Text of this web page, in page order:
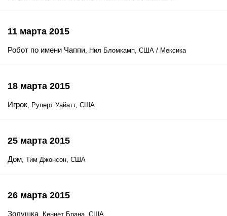
11 марта 2015
Робот по имени Чаппи, Нил Бломкамп, США / Мексика
18 марта 2015
Игрок, Руперт Уайатт, США
25 марта 2015
Дом, Тим Джонсон, США
26 марта 2015
Золушка, Кеннет Брана, США